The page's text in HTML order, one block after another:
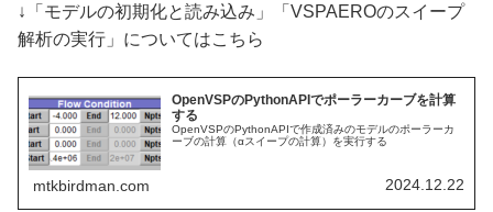
↓「モデルの初期化と読み込み」「VSPAEROのスイープ
解析の実行」についてはこちら
OpenVSPのPythonAPIでポーラーカーブを計算
する
OpenVSPのPythonAPIで作成済みのモデルのポーラーカ
ーブの計算（αスイープの計算）を実行する
mtkbirdman.com 2024.12.22